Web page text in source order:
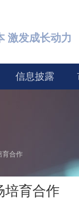
激发成长动力
信息披露
育合作
培育合作